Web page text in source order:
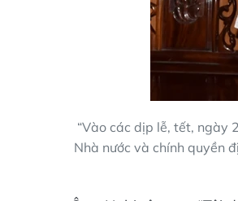
“Vào các dịp lễ, tết, ngày
Nhà nước và chính quyền